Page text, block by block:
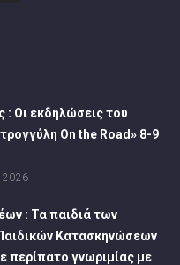
: Οι εκδηλώσεις του
On the Road» 8-9
2026
: Τα παιδιά των
Κατασκηνώσεων
περίπατο γνωριμίας με